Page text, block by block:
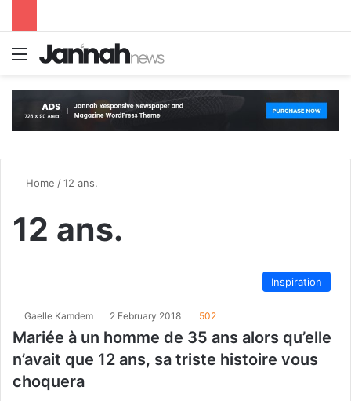
Menu
Home /12 ans.
12 ans.
Inspiration
Gaelle Kamdem 2 February 2018 502
Mariée à un homme de 35 ans alors qu’elle
n’avait que 12 ans, sa triste histoire vous
choquera